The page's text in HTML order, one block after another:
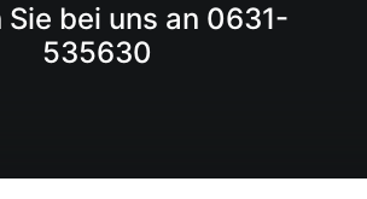
Sie bei uns an 0631-
535630